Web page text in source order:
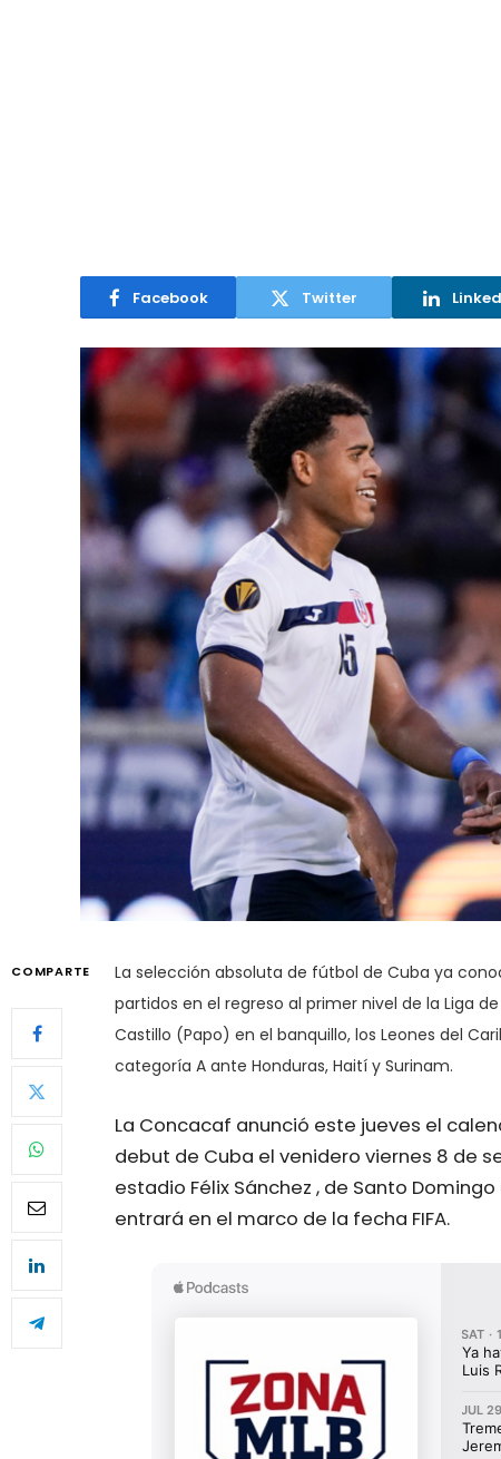
Facebook Twitter
COMPARTE
La selección absoluta de fútbol de Cuba ya
partidos en el regreso al primer nivel de la Liga
Castillo (Papo) en el banquillo, los Leones del
categoría A ante Honduras, Haití y Surinam.
La Concacaf anunció este jueves el
debut de Cuba el venidero viernes 8 de
estadio Félix Sánchez , de Santo
entrará en el marco de la fecha FIFA.